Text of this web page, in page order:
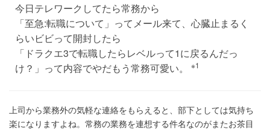
今日テレワークしてたら常務から
「至急:転職について」ってメール来て、心臓止まるく
らいビビって開封したら
「ドラクエ3で転職したらレベルって1に戻るんだっ
け？」って内容でやだもう常務可愛い。
※1
上司から業務外の気軽な連絡をもらえると、部下としては気持ち
楽になりますよね。常務の業務を連想する件名なのがまたお茶目